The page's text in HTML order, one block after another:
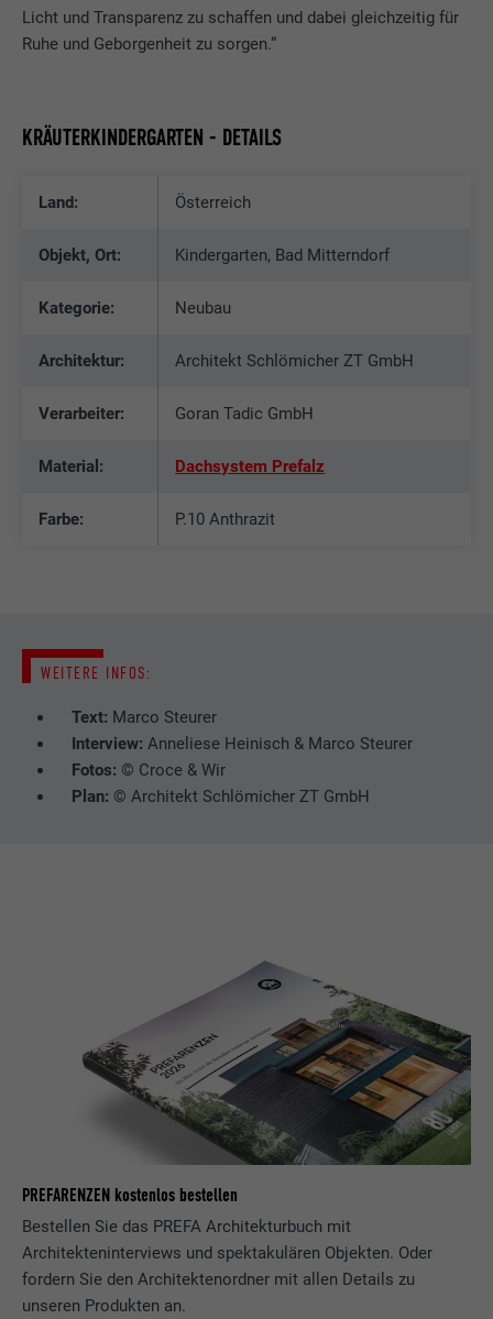
Licht und Transparenz zu schaffen und dabei gleichzeitig für
Ruhe und Geborgenheit zu sorgen.“
KRÄUTERKINDERGARTEN - DETAILS
Land: Österreich
Objekt, Ort: Kindergarten, Bad Mitterndorf
Kategorie: Neubau
Architektur: Architekt Schlömicher ZT GmbH
Verarbeiter: Goran Tadic GmbH
Material: Dachsystem Prefalz
Farbe: P.10 Anthrazit
WEITERE INFOS:
Text: Marco Steurer
Interview: Anneliese Heinisch & Marco Steurer
Fotos: © Croce & Wir
Plan: © Architekt Schlömicher ZT GmbH
PREFARENZEN kostenlos bestellen
Bestellen Sie das PREFA Architekturbuch mit
Architekteninterviews und spektakulären Objekten. Oder
fordern Sie den Architektenordner mit allen Details zu
unseren Produkten an.